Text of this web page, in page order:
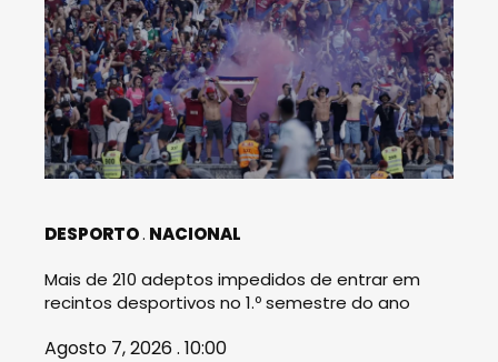
DESPORTO NACIONAL
Mais de 210 adeptos impedidos de entrar em
recintos desportivos no 1.º semestre do ano
Agosto 7, 2026 . 10:00